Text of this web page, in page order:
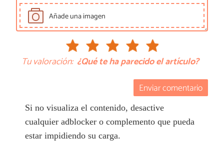
Añade una imagen
Tu valoración: ¿Qué te ha parecido el artículo?
Enviar comentario
Si no visualiza el contenido, desactive
cualquier adblocker o complemento que pueda
estar impidiendo su carga.